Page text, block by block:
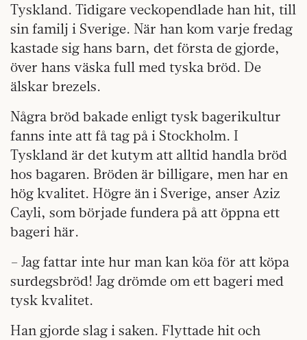
Tyskland. Tidigare veckopendlade han hit, till
sin familj i Sverige. När han kom varje fredag
kastade sig hans barn, det första de gjorde,
över hans väska full med tyska bröd. De
älskar brezels.
Några bröd bakade enligt tysk bagerikultur
fanns inte att få tag på i Stockholm. I
Tyskland är det kutym att alltid handla bröd
hos bagaren. Bröden är billigare, men har en
hög kvalitet. Högre än i Sverige, anser Aziz
Cayli, som började fundera på att öppna ett
bageri här.
– Jag fattar inte hur man kan köa för att köpa
surdegsbröd! Jag drömde om ett bageri med
tysk kvalitet.
Han gjorde slag i saken. Flyttade hit och